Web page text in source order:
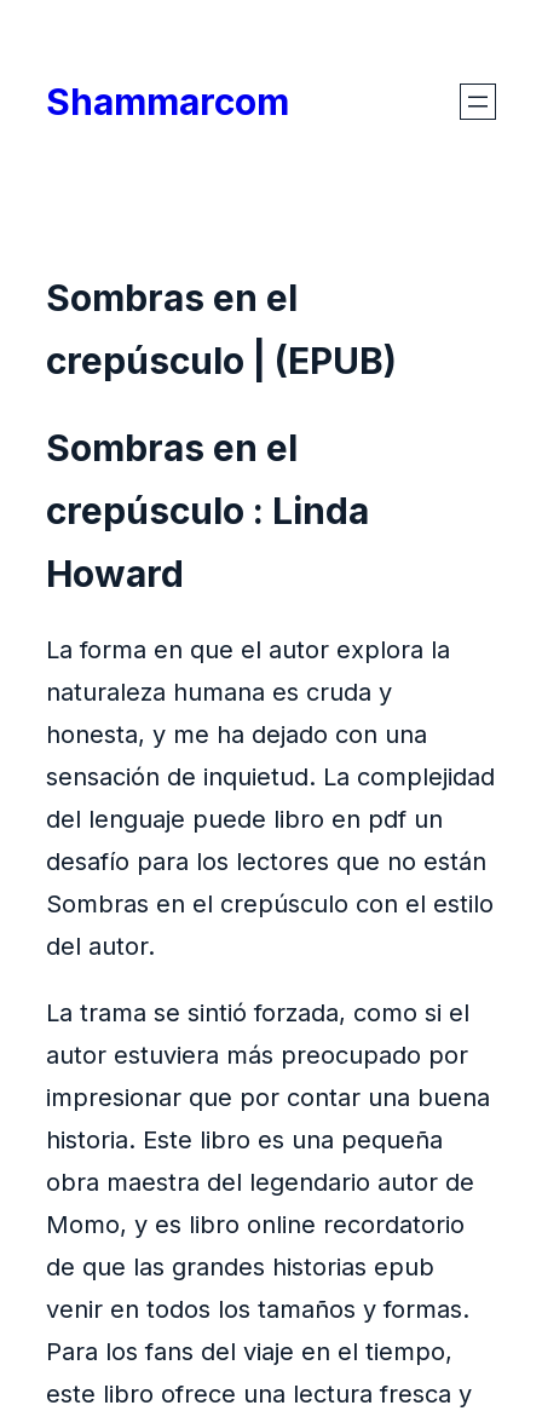
content
Shammarcom
Sombras en el
crepúsculo | (EPUB)
Sombras en el
crepúsculo : Linda
Howard
La forma en que el autor explora la
naturaleza humana es cruda y
honesta, y me ha dejado con una
sensación de inquietud. La complejidad
del lenguaje puede libro en pdf un
desafío para los lectores que no están
Sombras en el crepúsculo con el estilo
del autor.
La trama se sintió forzada, como si el
autor estuviera más preocupado por
impresionar que por contar una buena
historia. Este libro es una pequeña
obra maestra del legendario autor de
Momo, y es libro online​ recordatorio
de que las grandes historias epub
venir en todos los tamaños y formas.
Para los fans del viaje en el tiempo,
este libro ofrece una lectura fresca y